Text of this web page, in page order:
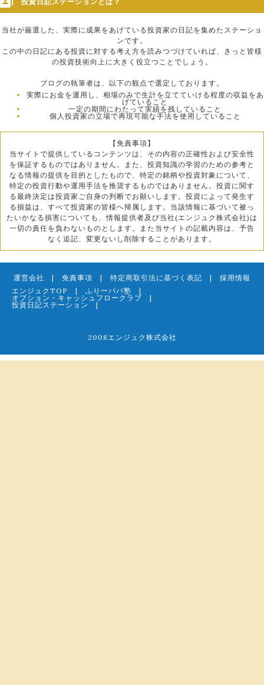
当社が厳選した、実際に成果をあげている投資家の日記を集めたステーショ
ンです。
この中の日記にある投資に対する考え方を読みつづけていれば、きっと皆様
の投資技術向上に大きく役立つことでしょう。
ブログの執筆者は、以下の観点で選定しております。
実際にお金を運用し、相場のみで生計を立てていける程度の収益をあ
げていること
一定の期間にわたって実績を残していること
個人投資家の立場で再現可能な手法を使用していること
【免責事項】
当サイトで提供しているコンテンツは、その内容の正確性および安全性
を保証するものではありません。また、投資知識の学習のための参考と
なる情報の提供を目的としたもので、特定の銘柄や投資対象について、
特定の投資行動や運用手法を推奨するものではありません。投資に関す
る最終決定は投資家ご自身の判断でお願いします。投資によって発生す
る損益は、すべて投資家の皆様へ帰属します。当該情報に基づいて被っ
たいかなる損害についても、情報提供者及び当社(エンジュク株式会社)は
一切の責任を負わないものとします。また当サイトの記載内容は、予告
なく追記、変更ないし削除することがあります。
運営会社 | 免責事項 | 特定商取引法に基づく表記 | 採用情報
エンジュクTOP
| ふりーパパ塾 |
オプション・キャッシュフロークラブ |
投資日記ステーション
|
2008エンジュク株式会社